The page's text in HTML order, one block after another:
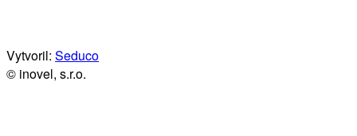
Vytvoril: Seduco
© inovel, s.r.o.